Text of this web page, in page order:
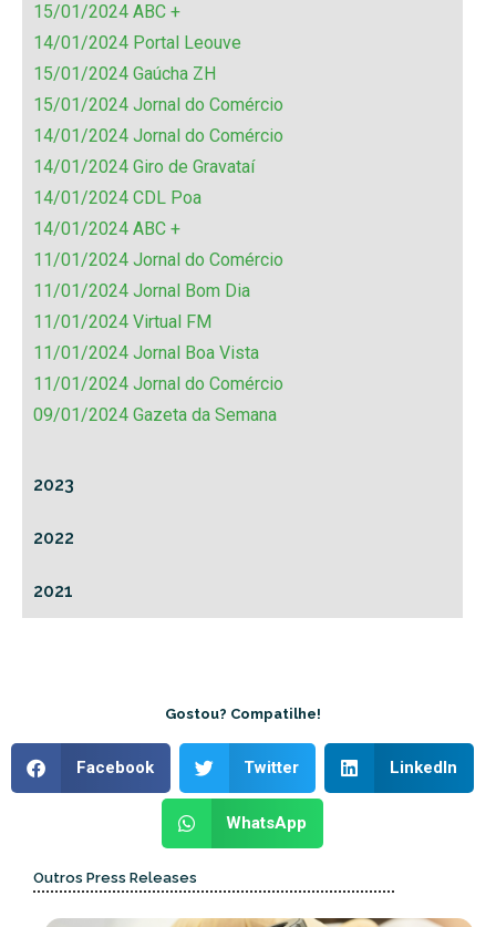
15/01/2024 ABC +
14/01/2024 Portal Leouve
15/01/2024 Gaúcha ZH
15/01/2024 Jornal do Comércio
14/01/2024 Jornal do Comércio
14/01/2024 Giro de Gravataí
14/01/2024 CDL Poa
14/01/2024 ABC +
11/01/2024 Jornal do Comércio
11/01/2024 Jornal Bom Dia
11/01/2024 Virtual FM
11/01/2024 Jornal Boa Vista
11/01/2024 Jornal do Comércio
09/01/2024 Gazeta da Semana
2023
2022
2021
Gostou? Compatilhe!
Facebook Twitter LinkedIn
WhatsApp
Outros Press Releases